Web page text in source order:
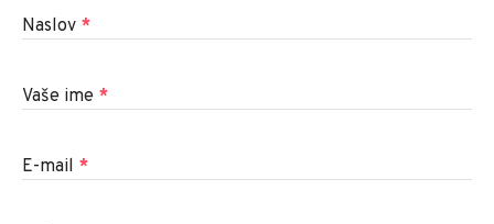
Naslov *
Vaše ime *
E-mail *